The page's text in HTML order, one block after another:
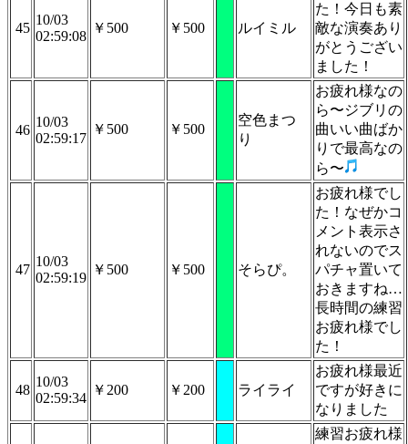
45
10/03
02:59:08
￥500 ￥500 ルイミル
た！今日も素
敵な演奏あり
がとうござい
ました！
46
10/03
02:59:17
￥500 ￥500
空色まつ
り
お疲れ様なの
ら〜ジブリの
曲いい曲ばか
りで最高なの
ら〜
47
10/03
02:59:19
￥500 ￥500 そらぴ。
お疲れ様でし
た！なぜかコ
メント表示さ
れないのでス
パチャ置いて
おきますね…
長時間の練習
お疲れ様でし
た！
48
10/03
02:59:34
￥200 ￥200 ライライ
お疲れ様最近
ですが好きに
なりました
練習お疲れ様